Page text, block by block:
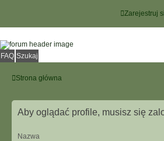
Zarejestruj
FAQ Szukaj
Strona główna
Aby oglądać profile, musisz się
Nazwa